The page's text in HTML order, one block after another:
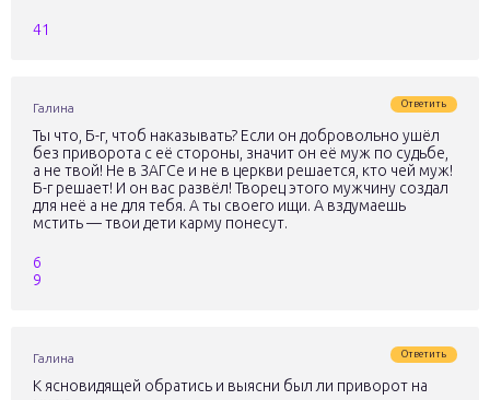
41
Галина Ответить
Ты что, Б-г, чтоб наказывать? Если он добровольно ушёл
без приворота с её стороны, значит он её муж по судьбе,
а не твой! Не в ЗАГСе и не в церкви решается, кто чей муж!
Б-г решает! И он вас развёл! Творец этого мужчину создал
для неё а не для тебя. А ты своего ищи. А вздумаешь
мстить — твои дети карму понесут.
6
9
Галина Ответить
К ясновидящей обратись и выясни был ли приворот на